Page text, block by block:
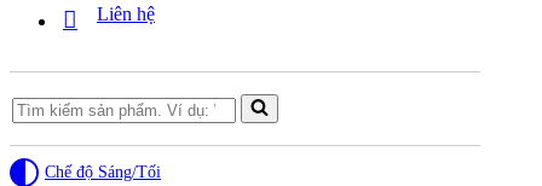
Liên hệ
Search
for...
Chế độ Sáng/Tối